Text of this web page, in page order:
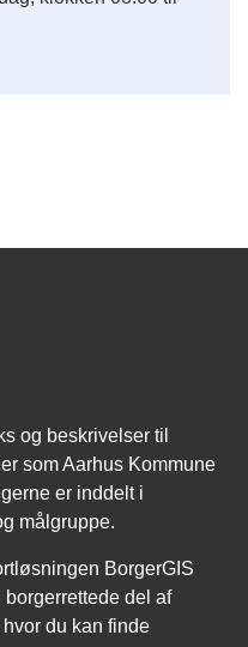
og beskrivelser til
som Aarhus Kommune
er inddelt i
målgruppe.
BorgerGIS
del af
du kan finde